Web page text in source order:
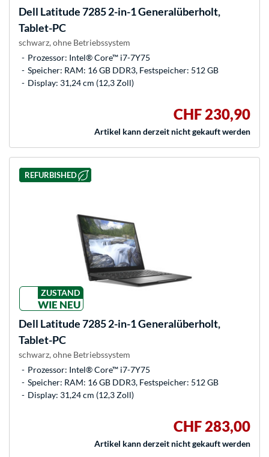
Dell Latitude 7285 2-in-1 Generalüberholt,
Tablet-PC
schwarz, ohne Betriebssystem
Prozessor: Intel® Core™ i7-7Y75
Speicher: RAM: 16 GB DDR3, Festspeicher: 512 GB
Display: 31,24 cm (12,3 Zoll)
CHF 230,90
Artikel kann derzeit nicht gekauft werden
REFURBISHED
ZUSTAND
WIE NEU
Dell Latitude 7285 2-in-1 Generalüberholt,
Tablet-PC
schwarz, ohne Betriebssystem
Prozessor: Intel® Core™ i7-7Y75
Speicher: RAM: 16 GB DDR3, Festspeicher: 512 GB
Display: 31,24 cm (12,3 Zoll)
CHF 283,00
Artikel kann derzeit nicht gekauft werden